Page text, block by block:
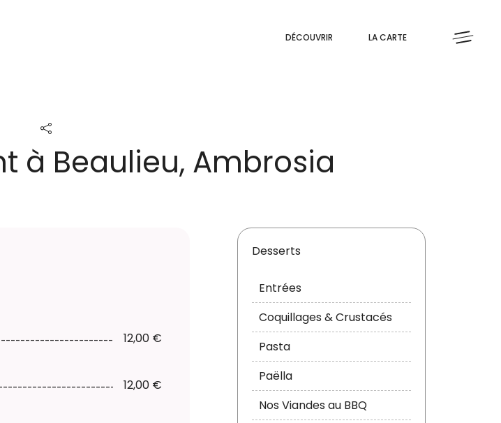
DÉCOUVRIR LA CARTE
à Beaulieu, Ambrosia
12,00 €
12,00 €
Desserts
Entrées
Coquillages & Crustacés
Pasta
Paëlla
Nos Viandes au BBQ